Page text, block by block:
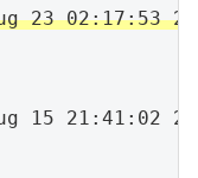
23 02:17:53
15 21:41:02